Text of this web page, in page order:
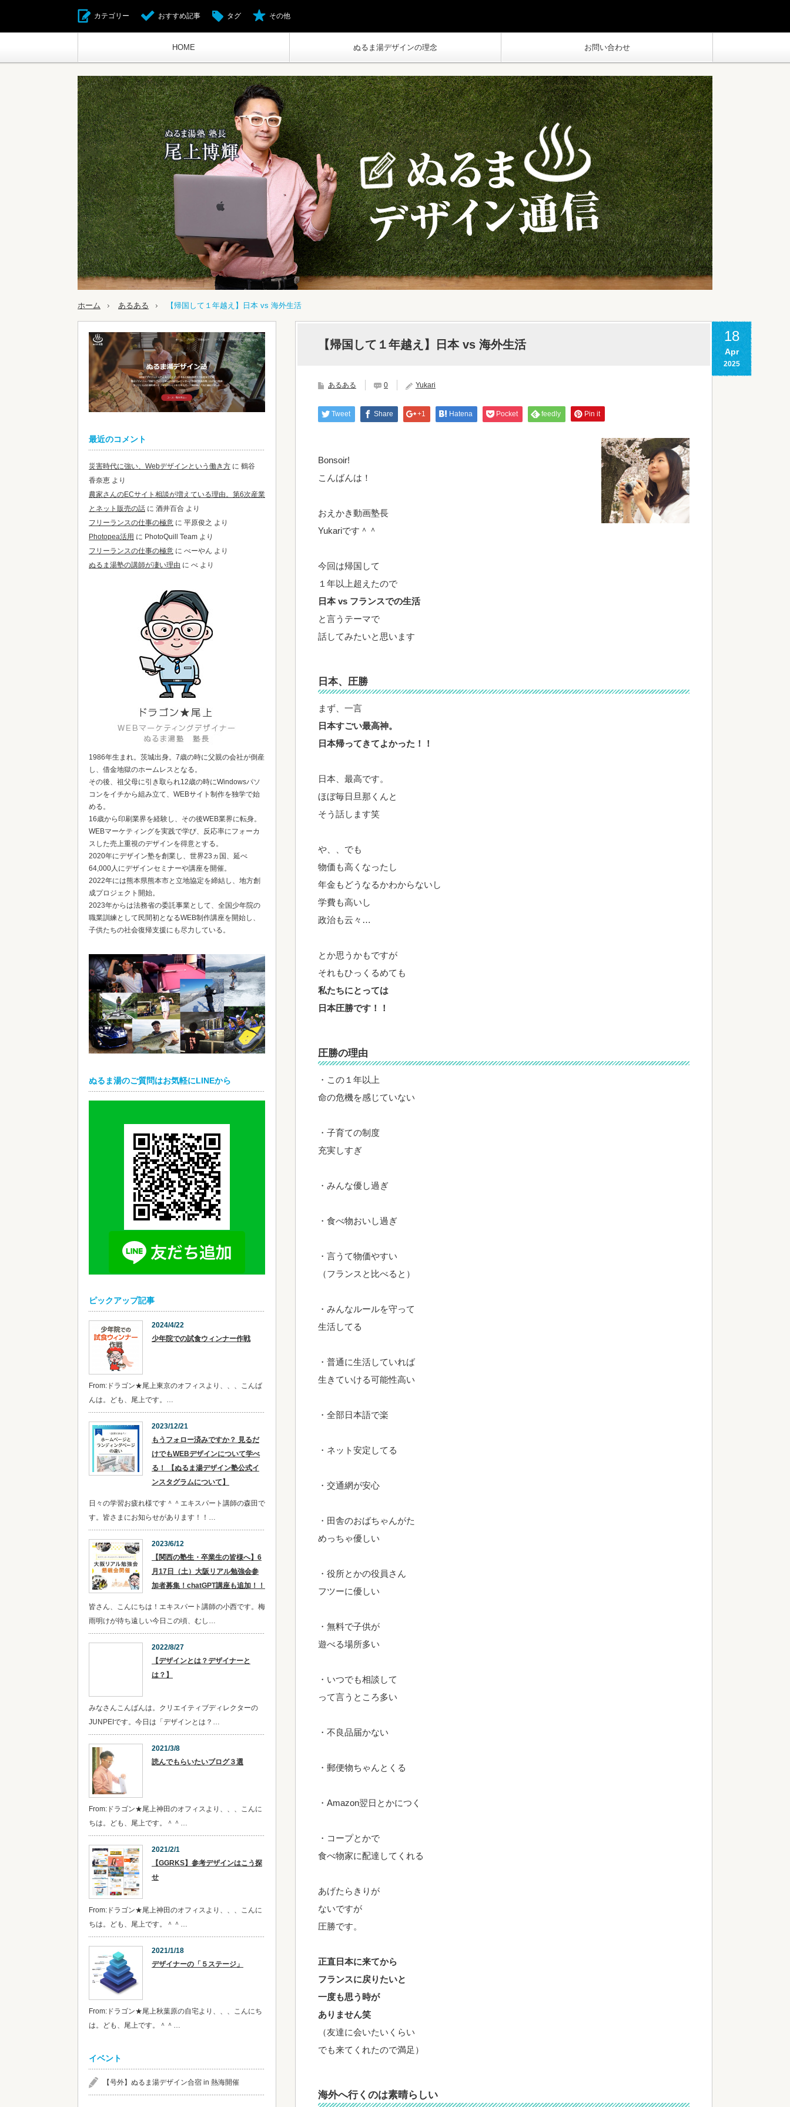
HOME ぬるま湯デザインの理念 お問い合わせ
カテゴリー おすすめ記事 タグ その他
ホーム あるある 【帰国して１年越え】日本 vs 海外生活
18
Apr
2025
【帰国して１年越え】日本 vs 海外生活
あるある 0 Yukari
Tweet Share +1 Hatena Pocket feedly Pin it
Bonsoir!
こんばんは！
おえかき動画塾長
Yukariです＾＾
今回は帰国して
１年以上超えたので
日本 vs フランスでの生活
と言うテーマで
話してみたいと思います
日本、圧勝
まず、一言
日本すごい最高神。
日本帰ってきてよかった！！
日本、最高です。
ほぼ毎日旦那くんと
そう話します笑
や、、でも
物価も高くなったし
年金もどうなるかわからないし
学費も高いし
政治も云々…
とか思うかもですが
それもひっくるめても
私たちにとっては
日本圧勝です！！
圧勝の理由
・この１年以上
命の危機を感じていない
・子育ての制度
充実しすぎ
・みんな優し過ぎ
・食べ物おいし過ぎ
・言うて物価やすい
（フランスと比べると）
・みんなルールを守って
生活してる
・普通に生活していれば
生きていける可能性高い
・全部日本語で楽
・ネット安定してる
・交通網が安心
・田舎のおばちゃんがた
めっちゃ優しい
・役所とかの役員さん
フツーに優しい
・無料で子供が
遊べる場所多い
・いつでも相談して
って言うところ多い
・不良品届かない
・郵便物ちゃんとくる
・Amazon翌日とかにつく
・コープとかで
食べ物家に配達してくれる
あげたらきりが
ないですが
圧勝です。
正直日本に来てから
フランスに戻りたいと
一度も思う時が
ありません笑
（友達に会いたいくらい
でも来てくれたので満足）
海外へ行くのは素晴らしい
最近のコメント
災害時代に強い、Webデザインという働き方 に 鶴谷
香奈恵 より
農家さんのECサイト相談が増えている理由。第6次産業
とネット販売の話 に 酒井百合 より
フリーランスの仕事の極意 に 平原俊之 より
Photopea活用 に PhotoQuill Team より
フリーランスの仕事の極意 に べーやん より
ぬるま湯塾の講師が凄い理由 に べ より
1986年生まれ。茨城出身。7歳の時に父親の会社が倒産
し、借金地獄のホームレスとなる。
その後、祖父母に引き取られ12歳の時にWindowsパソ
コンをイチから組み立て、WEBサイト制作を独学で始
める。
16歳から印刷業界を経験し、その後WEB業界に転身。
WEBマーケティングを実践で学び、反応率にフォーカ
スした売上重視のデザインを得意とする。
2020年にデザイン塾を創業し、世界23ヵ国、延べ
64,000人にデザインセミナーや講座を開催。
2022年には熊本県熊本市と立地協定を締結し、地方創
成プロジェクト開始。
2023年からは法務省の委託事業として、全国少年院の
職業訓練として民間初となるWEB制作講座を開始し、
子供たちの社会復帰支援にも尽力している。
ぬるま湯のご質問はお気軽にLINEから
ピックアップ記事
2024/4/22
少年院での試食ウィンナー作戦
From:ドラゴン★尾上東京のオフィスより、、、こんば
んは。ども、尾上です。…
2023/12/21
​​もうフォロー済みですか？ 見るだ
けでもWEBデザインについて学べ
る！ 【ぬるま湯デザイン塾公式イ
ンスタグラムについて】
日々の学習お疲れ様です＾＾エキスパート講師の森田で
す。皆さまにお知らせがあります！！…
2023/6/12
【関西の塾生・卒業生の皆様へ】6
月17日（土）大阪リアル勉強会参
加者募集！chatGPT講座も追加！！
皆さん、こんにちは！エキスパート講師の小西です。梅
雨明けが待ち遠しい今日この頃、むし…
2022/8/27
【デザインとは？デザイナーと
は？】
みなさんこんばんは。クリエイティブディレクターの
JUNPEIです。今日は「デザインとは？…
2021/3/8
読んでもらいたいブログ３選
From:ドラゴン★尾上神田のオフィスより、、、こんに
ちは。ども、尾上です。＾＾…
2021/2/1
【GGRKS】参考デザインはこう探
せ
From:ドラゴン★尾上神田のオフィスより、、、こんに
ちは。ども、尾上です。＾＾…
2021/1/18
デザイナーの「５ステージ」
From:ドラゴン★尾上秋葉原の自宅より、、、こんにち
は。ども、尾上です。＾＾…
イベント
【号外】ぬるま湯デザイン合宿 in 熱海開催